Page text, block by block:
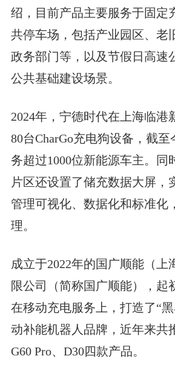
绍，目前产品主要服务于固定
共停车场，包括产业园区、老
政务部门等，以及节假日高速
公共基础建设场景。
2024年，宁德时代在上海临港
80台CharGo充电狗设备，截
务超过1000位新能源车主。同
片区还设置了储充数据大屏，
管理可视化、数据化和标准化
理。
成立于2022年的国广顺能（上
限公司（简称国广顺能），起
在移动充电服务上，打造了“
动补能机器人品牌，近年来共
G60 Pro、D30四款产品。